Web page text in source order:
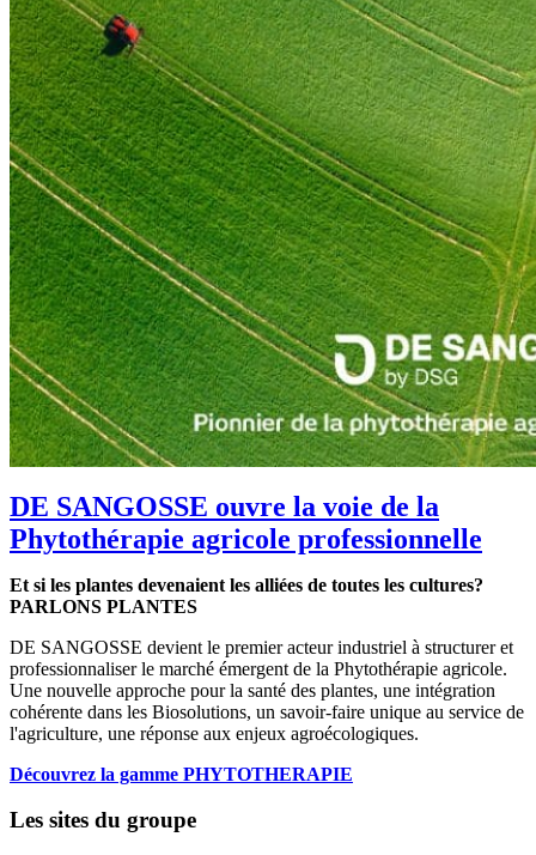
DE SANGOSSE ouvre la voie de la
Phytothérapie agricole professionnelle
Et si les plantes devenaient les alliées de toutes les cultures?
PARLONS PLANTES
DE SANGOSSE devient le premier acteur industriel à structurer et
professionnaliser le marché émergent de la Phytothérapie agricole.
Une nouvelle approche pour la santé des plantes, une intégration
cohérente dans les Biosolutions, un savoir-faire unique au service de
l'agriculture, une réponse aux enjeux agroécologiques.
Découvrez la gamme PHYTOTHERAPIE
Les sites du groupe